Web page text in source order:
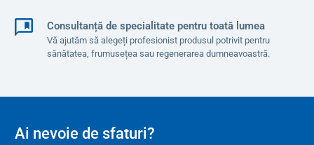
Consultanță de specialitate pentru toată lumea
Vă ajutăm să alegeți profesionist produsul potrivit pentru
sănătatea, frumusețea sau regenerarea dumneavoastră.
Ai nevoie de sfaturi?